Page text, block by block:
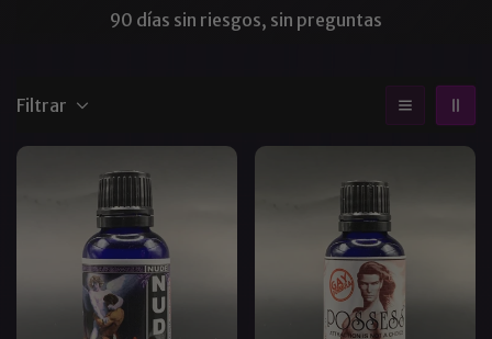
90 días sin riesgos, sin preguntas
Filtrar